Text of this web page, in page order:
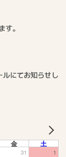
。
にてお知らせし
金 土
31 1